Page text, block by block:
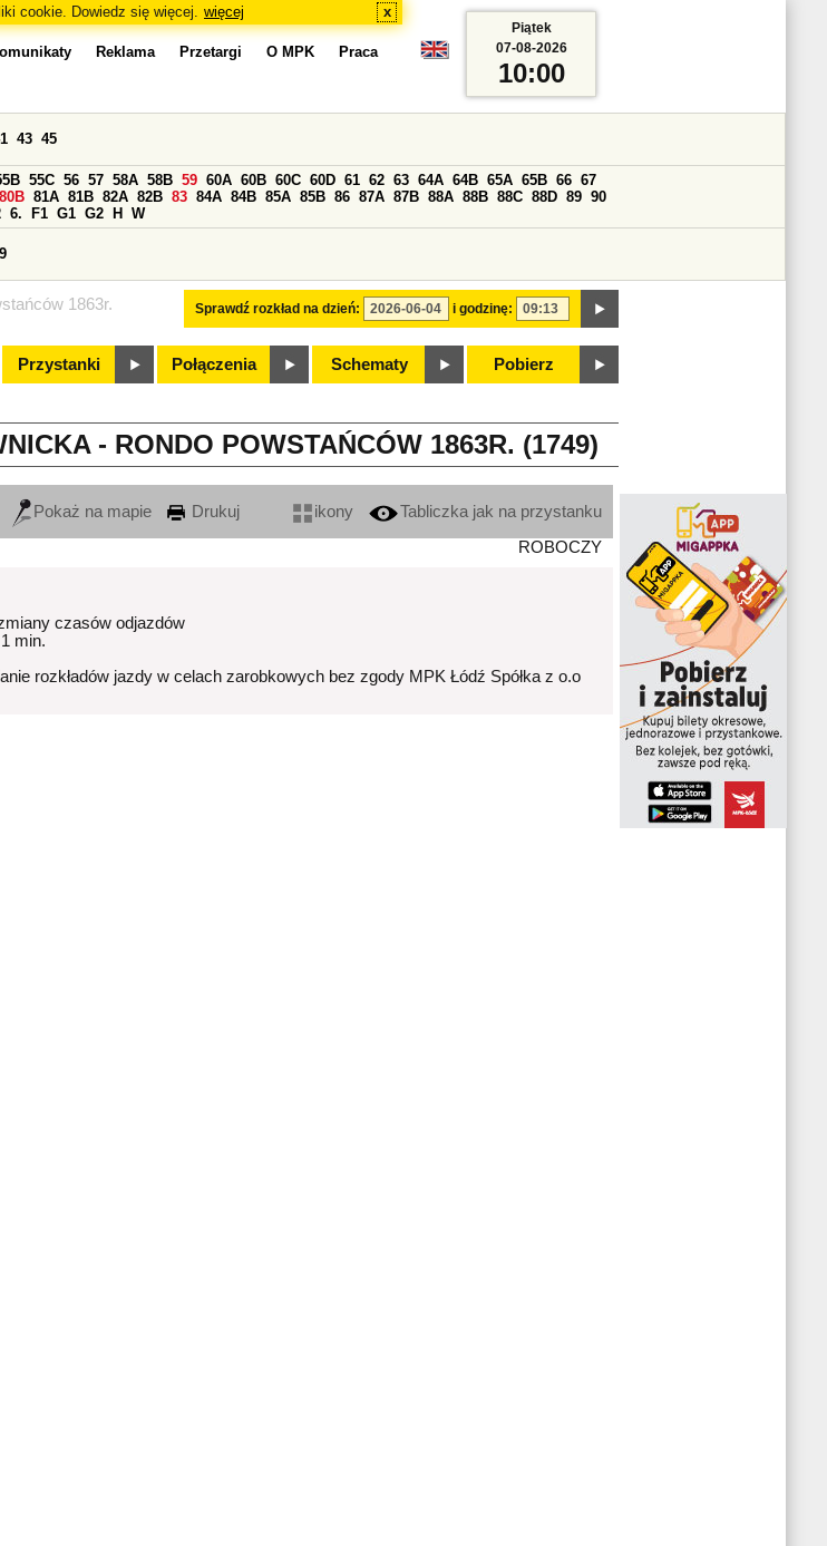
cookie. Dowiedz się więcej. więcej x
1863r.
Reklama Przetargi O MPK Praca
Sprawdź rozkład na dzień: i godzinę:
43 45
55C 56 57 58A 58B 59 60A 60B 60C 60D 61 62 63 64A 64B 65A 65B 66 67
80B 81A 81B 82A 82B 83 84A 84B 85A 85B 86 87A 87B 88A 88B 88C 88D 89 90
6. F1 G1 G2 H W
Przystanki Połączenia Schematy Pobierz
Piątek
07-08-2026
10:00
- RONDO POWSTAŃCÓW 1863R. (1749)
Pokaż na mapie Drukuj ikony
Tabliczka jak na przystanku
ROBOCZY
czasów odjazdów
min.
rozkładów jazdy w celach zarobkowych bez zgody MPK Łódź Spółka z o.o